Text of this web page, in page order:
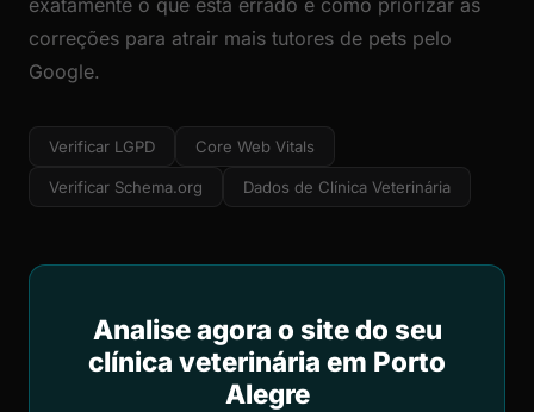
exatamente o que está errado e como priorizar as
correções para atrair mais tutores de pets pelo
Google.
Verificar LGPD Core Web Vitals
Verificar Schema.org Dados de Clínica Veterinária
Analise agora o site do seu
clínica veterinária em Porto
Alegre